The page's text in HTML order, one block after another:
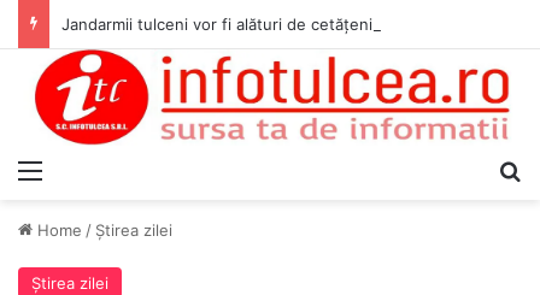
Home / Ştirea zilei
Ştirea zilei